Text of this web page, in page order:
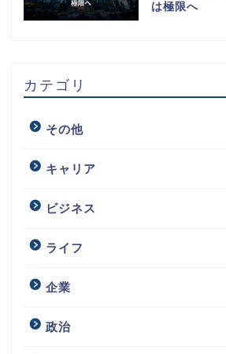
は極限へ
カテゴリ
その他
キャリア
ビジネス
ライフ
企業
政治